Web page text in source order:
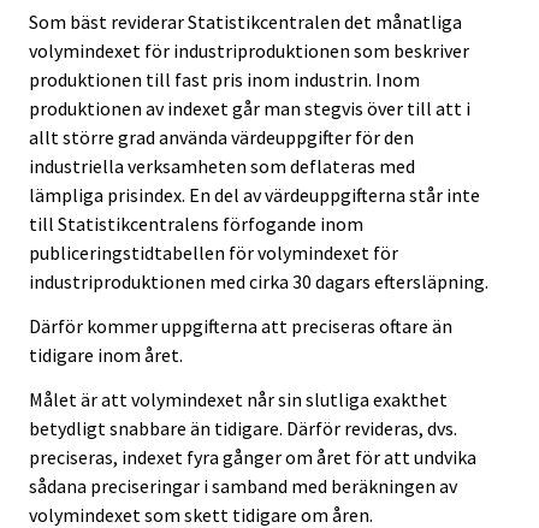
Som bäst reviderar Statistikcentralen det månatliga
volymindexet för industriproduktionen som beskriver
produktionen till fast pris inom industrin. Inom
produktionen av indexet går man stegvis över till att i
allt större grad använda värdeuppgifter för den
industriella verksamheten som deflateras med
lämpliga prisindex. En del av värdeuppgifterna står inte
till Statistikcentralens förfogande inom
publiceringstidtabellen för volymindexet för
industriproduktionen med cirka 30 dagars eftersläpning.
Därför kommer uppgifterna att preciseras oftare än
tidigare inom året.
Målet är att volymindexet når sin slutliga exakthet
betydligt snabbare än tidigare. Därför revideras, dvs.
preciseras, indexet fyra gånger om året för att undvika
sådana preciseringar i samband med beräkningen av
volymindexet som skett tidigare om åren.